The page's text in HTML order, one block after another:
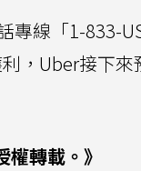
線「1-833-
，Uber接下
權轉載。》